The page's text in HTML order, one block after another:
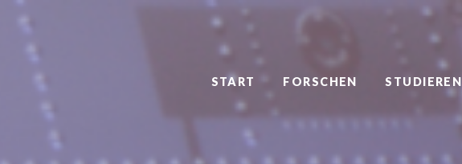
START FORSCHEN STUDIEREN